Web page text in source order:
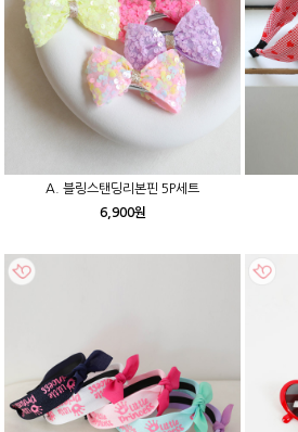
A. 블링스탠딩리본핀 5P세트
6,900원